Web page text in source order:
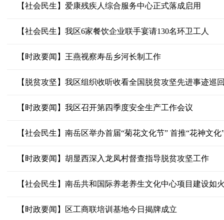
【社会民生】爱康残疾人综合服务中心正式落成启用
【社会民生】我区6家餐饮企业联手宴请130名环卫工人
【时政要闻】王燕视察寿岳乡河长制工作
【脱贫攻坚】我区组织收听收看全国脱贫攻坚先进事迹巡
【时政要闻】我区召开第四季度安全生产工作会议
【社会民生】南岳区举办首届“菊花文化节” 首推“花神文化
【时政要闻】胡显西深入龙凤村督查指导脱贫攻坚工作
【社会民生】南岳共和国际养老养生文化中心项目建设如
【时政要闻】区工商联培训基地今日揭牌成立